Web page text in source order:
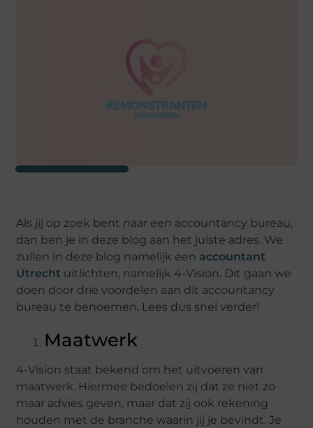
Als jij op zoek bent naar een accountancy bureau,
dan ben je in deze blog aan het juiste adres. We
zullen in deze blog namelijk een accountant
Utrecht uitlichten, namelijk 4-Vision. Dit gaan we
doen door drie voordelen aan dit accountancy
bureau te benoemen. Lees dus snel verder!
Maatwerk
4-Vision staat bekend om het uitvoeren van
maatwerk. Hiermee bedoelen zij dat ze niet zo
maar advies geven, maar dat zij ook rekening
houden met de branche waarin jij je bevindt. Je